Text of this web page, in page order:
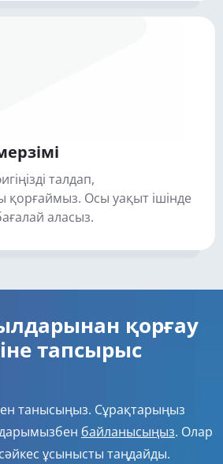
талдап,
қорғаймыз. Осы уақыт ішінде
аласыз.
қорғау
тапсырыс
танысыңыз. Сұрақтарыңыз
байланысыңыз. Олар
сәйкес ұсынысты таңдайды.